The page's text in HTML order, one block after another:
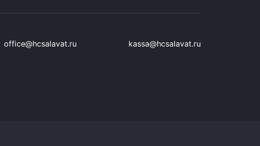
office@hcsalavat.ru kassa@hcsalavat.ru